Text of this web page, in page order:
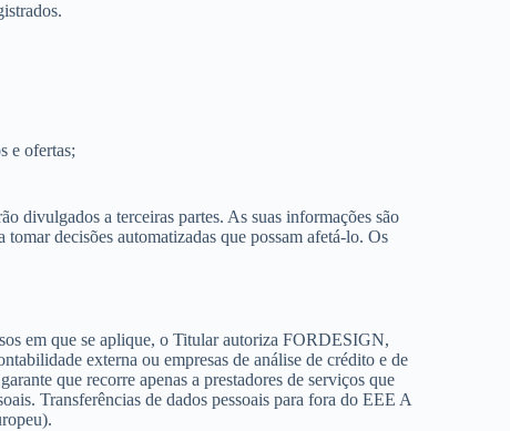
e ofertas;
divulgados a terceiras partes. As suas informações são
tomar decisões automatizadas que possam afetá-lo. Os
em que se aplique, o Titular autoriza FORDESIGN,
externa ou empresas de análise de crédito e de
que recorre apenas a prestadores de serviços que
Transferências de dados pessoais para fora do EEE A